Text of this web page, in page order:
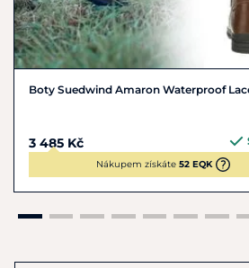
Boty Suedwind Amaron Waterproof
3 485 Kč
Nákupem získáte 52 EQK